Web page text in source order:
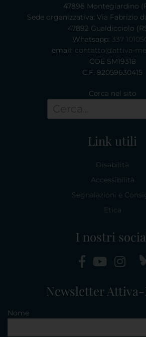
47898 Montegiardino
Sede organizzativa: Via Fabrizio
47892 Gualdicciolo
Whatsapp: 337
email: contatto@attiva-
COE SM19318
C.F. 92059630415
Cerca nel sito
Link utili
Disabilità
Accessibilità
Segnalazioni e
Etica
I nostri
Newsletter
Nome